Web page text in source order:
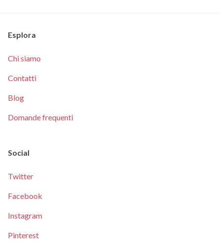
Esplora
Chi siamo
Contatti
Blog
Domande frequenti
Social
Twitter
Facebook
Instagram
Pinterest